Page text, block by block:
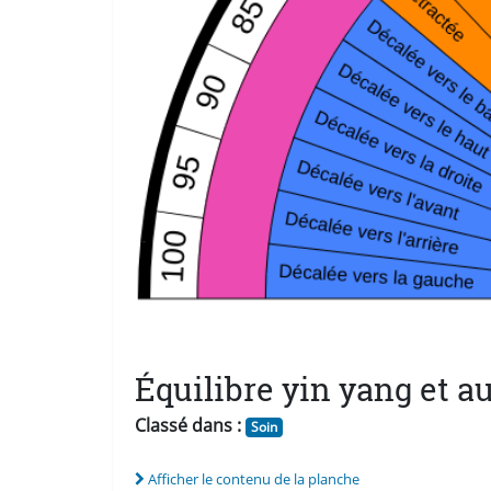
Équilibre yin yang et
Classé dans : Soin
Afficher le contenu de la planche